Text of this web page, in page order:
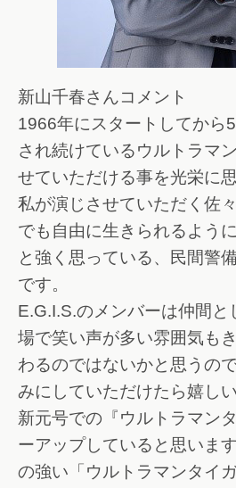
新山千春さんコメント
1966年にスタートしてから
され続けているウルトラマ
せていただける事を光栄に思
私が演じさせていただく佐
でも自由に生きられるよう
と強く思っている、民間警
です。
E.G.I.S.のメンバーは仲間
場で笑い声が多い雰囲気も
わるのではないかと思うの
みにしていただけたら嬉しい
新元号での『ウルトラマン
ーアップしていると思いま
の強い「ウルトラマンタイ